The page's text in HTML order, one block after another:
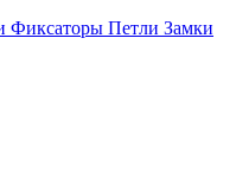
Фиксаторы Петли Замки